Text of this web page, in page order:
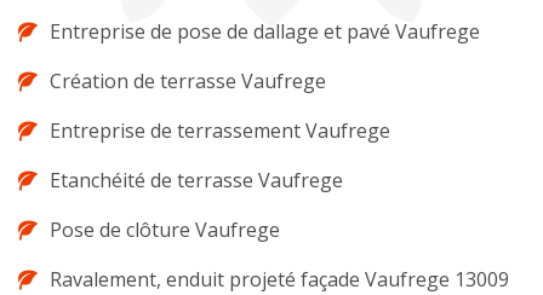
Entreprise de pose de dallage et pavé Vaufrege
Création de terrasse Vaufrege
Entreprise de terrassement Vaufrege
Etanchéité de terrasse Vaufrege
Pose de clôture Vaufrege
Ravalement, enduit projeté façade Vaufrege 13009